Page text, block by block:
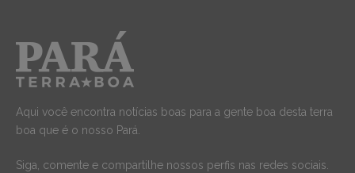
Aqui você encontra notícias boas para a gente boa desta terra
boa que é o nosso Pará.
Siga, comente e compartilhe nossos perfis nas redes sociais.